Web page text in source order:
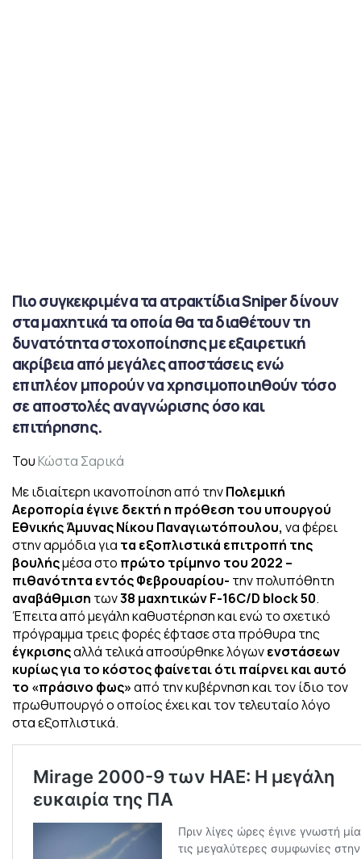
Πιο συγκεκριμένα τα ατρακτίδια Sniper δίνουν
στα μαχητικά τα οποία θα τα διαθέτουν τη
δυνατότητα στοχοποίησης με εξαιρετική
ακρίβεια από μεγάλες αποστάσεις ενώ
επιπλέον μπορούν να χρησιμοποιηθούν τόσο
σε αποστολές αναγνώρισης όσο και
επιτήρησης.
ΤουΚώστα Σαρικά
Mε ιδιαίτερη ικανοποίηση από τηνΠολεμική
Αεροπορία έγινε δεκτή η πρόθεση του υπουργού
Εθνικής Άμυνας Νίκου Παναγιωτόπουλου, να φέρει
στην αρμόδια για τα εξοπλιστικά επιτροπή της
βουλήςμέσα στο πρώτο τρίμηνο του 2022 –
πιθανότητα εντός Φεβρουαρίου- την πολυπόθητη
αναβάθμιση των38 μαχητικών F-16C/D block 50.
Έπειτα από μεγάλη καθυστέρηση και ενώ το σχετικό
πρόγραμμα τρεις φορές έφτασε στα πρόθυρα της
έγκρισηςαλλά τελικά αποσύρθηκε λόγωνενστάσεων
κυρίως για το κόστος φαίνεται ότι παίρνει και αυτό
το «πράσινο φως»από την κυβέρνηση και τον ίδιο τον
πρωθυπουργό ο οποίος έχει και τον τελευταίο λόγο
στα εξοπλιστικά.